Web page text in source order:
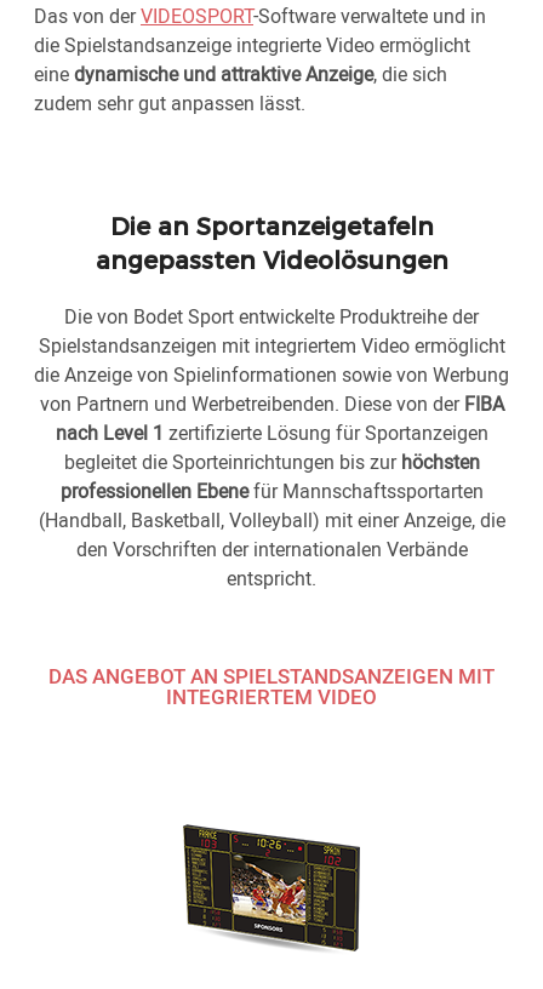
Das von derVIDEOSPORT-Software verwaltete und in
die Spielstandsanzeige integrierte Video ermöglicht
einedynamische und attraktive Anzeige, die sich
zudem sehr gut anpassen lässt.
Die an Sportanzeigetafeln
angepassten Videolösungen
Die von Bodet Sport entwickelte Produktreihe der
Spielstandsanzeigen mit integriertem Video ermöglicht
die Anzeige von Spielinformationen sowie von Werbung
von Partnern und Werbetreibenden. Diese von derFIBA
nach Level 1 zertifizierte Lösung für Sportanzeigen
begleitet die Sporteinrichtungen bis zurhöchsten
professionellen Ebenefür Mannschaftssportarten
(Handball, Basketball, Volleyball) mit einer Anzeige, die
den Vorschriften der internationalen Verbände
entspricht.
DAS ANGEBOT AN SPIELSTANDSANZEIGEN MIT
INTEGRIERTEM VIDEO